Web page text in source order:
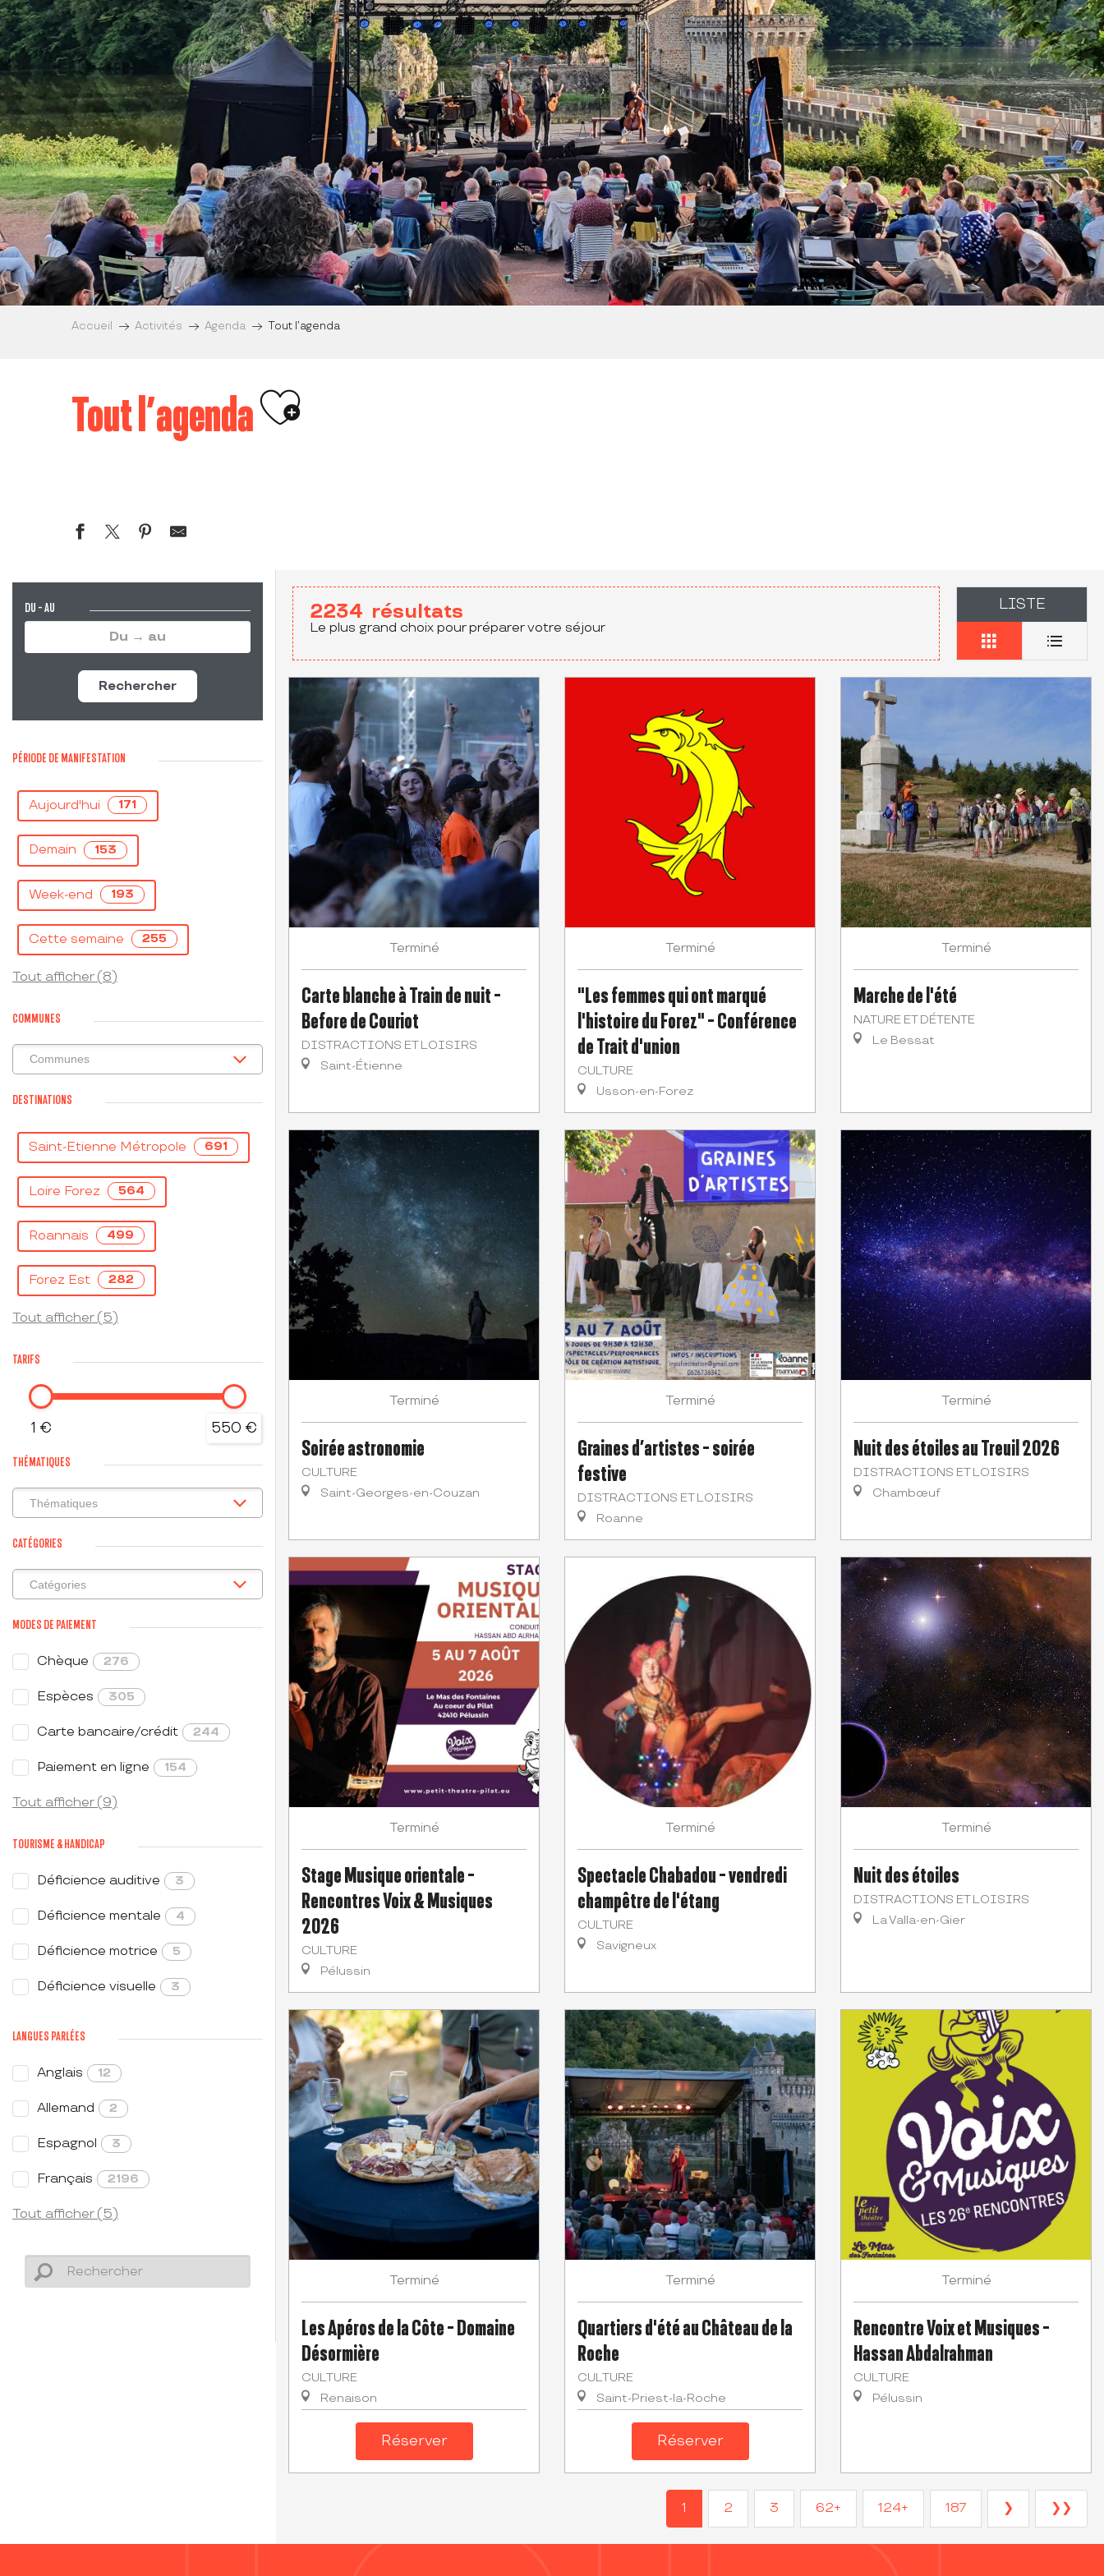
Accueil Activités Agenda Tout l’agenda
Tout l’agendaAjouter aux favoris
DU - AU
Rechercher
PÉRIODE DE MANIFESTATION
Aujourd'hui 171
Demain 153
Week-end 193
Cette semaine 255
Tout afficher (8)
COMMUNES
DESTINATIONS
Saint-Etienne Métropole 691
Loire Forez 564
Roannais 499
Forez Est 282
Tout afficher (5)
TARIFS
1 € 550 €
THÉMATIQUES
CATÉGORIES
MODES DE PAIEMENT
Chèque 276
Espèces 305
Carte bancaire/crédit 244
Paiement en ligne 154
Tout afficher (9)
TOURISME & HANDICAP
Déficience auditive 3
Déficience mentale 4
Déficience motrice 5
Déficience visuelle 3
LANGUES PARLÉES
Anglais 12
Allemand 2
Espagnol 3
Français 2196
Tout afficher (5)
2234 résultats
Le plus grand choix pour préparer votre séjour
LISTE
Terminé
Carte blanche à Train de nuit -
Before de Couriot
DISTRACTIONS ET LOISIRS
Saint-Étienne
Terminé
"Les femmes qui ont marqué
l'histoire du Forez" - Conférence
de Trait d'union
CULTURE
Usson-en-Forez
Terminé
Marche de l'été
NATURE ET DÉTENTE
Le Bessat
Terminé
Soirée astronomie
CULTURE
Saint-Georges-en-Couzan
Terminé
Graines d’artistes - soirée
festive
DISTRACTIONS ET LOISIRS
Roanne
Terminé
Nuit des étoiles au Treuil 2026
DISTRACTIONS ET LOISIRS
Chambœuf
Terminé
Stage Musique orientale -
Rencontres Voix & Musiques
2026
CULTURE
Pélussin
Terminé
Spectacle Chabadou - vendredi
champêtre de l'étang
CULTURE
Savigneux
Terminé
Nuit des étoiles
DISTRACTIONS ET LOISIRS
La Valla-en-Gier
Terminé
Les Apéros de la Côte - Domaine
Désormière
CULTURE
Renaison
Réserver
Terminé
Quartiers d'été au Château de la
Roche
CULTURE
Saint-Priest-la-Roche
Réserver
Terminé
Rencontre Voix et Musiques -
Hassan Abdalrahman
CULTURE
Pélussin
1 2 3 62+ 124+ 187 ❯ ❯❯